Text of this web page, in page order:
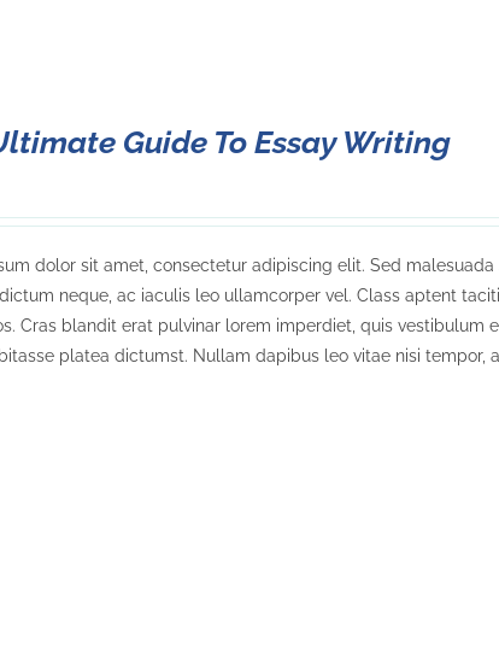
Guide To Essay Writing
dolor sit amet, consectetur adipiscing elit. Sed
neque, ac iaculis leo ullamcorper vel. Class aptent
Cras blandit erat pulvinar lorem imperdiet, quis vestibulum
platea dictumst. Nullam dapibus leo vitae nisi tempor,